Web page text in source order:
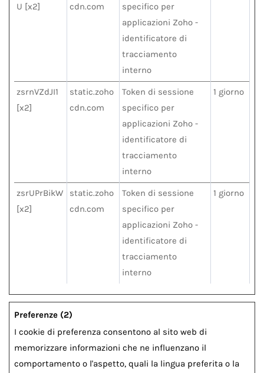
U [x2]
cdn.com
specifico per
applicazioni Zoho -
identificatore di
tracciamento
interno
zsrnVZdJI1
[x2]
static.zoho
cdn.com
Token di sessione
specifico per
applicazioni Zoho -
identificatore di
tracciamento
interno
1 giorno
zsrUPrBikW
[x2]
static.zoho
cdn.com
Token di sessione
specifico per
applicazioni Zoho -
identificatore di
tracciamento
interno
1 giorno
Preferenze (2)
I cookie di preferenza consentono al sito web di
memorizzare informazioni che ne influenzano il
comportamento o l'aspetto, quali la lingua preferita o la